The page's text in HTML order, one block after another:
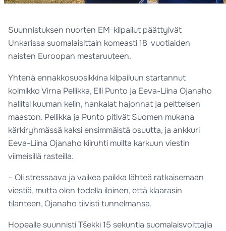
Suunnistuksen nuorten EM-kilpailut päättyivät
Unkarissa suomalaisittain komeasti 18-vuotiaiden
naisten Euroopan mestaruuteen.
Yhtenä ennakkosuosikkina kilpailuun startannut
kolmikko Virna Pellikka, Elli Punto ja Eeva-Liina Ojanaho
hallitsi kuuman kelin, hankalat hajonnat ja peitteisen
maaston. Pellikka ja Punto pitivät Suomen mukana
kärkiryhmässä kaksi ensimmäistä osuutta, ja ankkuri
Eeva-Liina Ojanaho kiiruhti muilta karkuun viestin
viimeisillä rasteilla.
– Oli stressaava ja vaikea paikka lähteä ratkaisemaan
viestiä, mutta olen todella iloinen, että klaarasin
tilanteen, Ojanaho tiivisti tunnelmansa.
Hopealle suunnisti Tšekki 15 sekuntia suomalaisvoittajia